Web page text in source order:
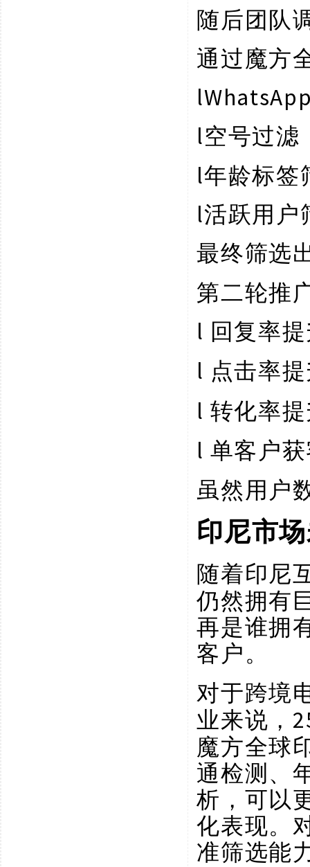
随后团队
通过魔方
l
l空号过滤
l年龄标签
l活跃用户
最终筛选
第二轮推
l 回复率
l 点击率
l 转化率
l 单客户
虽然用户
印尼市
随着印尼
仍然拥有
再是谁拥
客户。
对于跨境
业来说，
魔方全球
通检测、
析，可以
化表现。
准筛选能